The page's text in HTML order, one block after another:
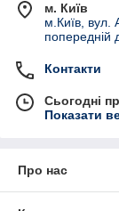
м. Київ
м.Київ, вул.
попередній
Контакти
Сьогодні
Показати
Про нас